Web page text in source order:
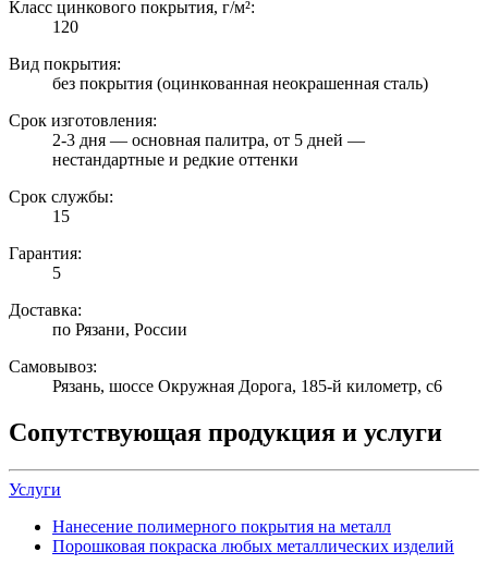
Класс цинкового покрытия, г/м²:
120
Вид покрытия:
без покрытия (оцинкованная неокрашенная сталь)
Срок изготовления:
2-3 дня — основная палитра, от 5 дней —
нестандартные и редкие оттенки
Срок службы:
15
Гарантия:
5
Доставка:
по Рязани, России
Самовывоз:
Рязань, шоссе Окружная Дорога, 185-й километр, с6
Сопутствующая продукция и услуги
Услуги
Нанесение полимерного покрытия на металл
Порошковая покраска любых металлических изделий